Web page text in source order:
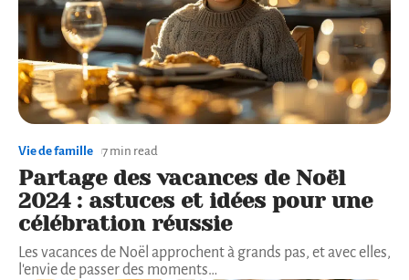
Vie de famille 7 min read
Partage des vacances de Noël
2024 : astuces et idées pour une
célébration réussie
Les vacances de Noël approchent à grands pas, et avec elles,
l'envie de passer des moments…